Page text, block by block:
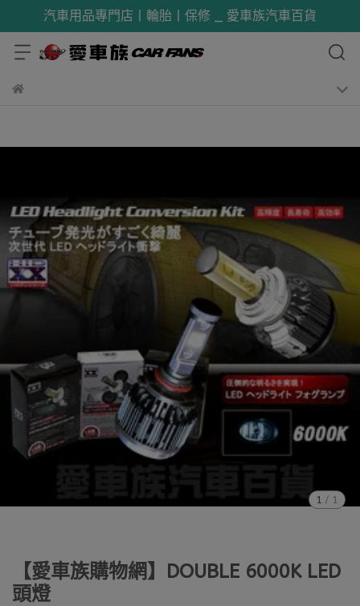
汽車用品專門店丨輪胎丨保修 _ 愛車族汽車百貨
1 / 1
【愛車族購物網】DOUBLE 6000K LED
頭燈